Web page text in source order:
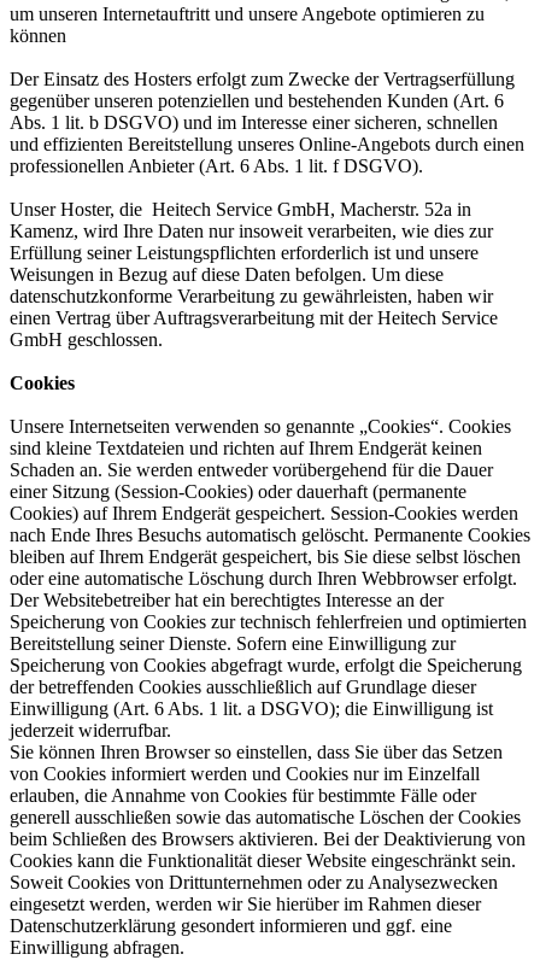
um unseren Internetauftritt und unsere Angebote optimieren zu
können
Der Einsatz des Hosters erfolgt zum Zwecke der Vertragserfüllung
gegenüber unseren potenziellen und bestehenden Kunden (Art. 6
Abs. 1 lit. b DSGVO) und im Interesse einer sicheren, schnellen
und effizienten Bereitstellung unseres Online-Angebots durch einen
professionellen Anbieter (Art. 6 Abs. 1 lit. f DSGVO).
Unser Hoster, die Heitech Service GmbH, Macherstr. 52a in
Kamenz, wird Ihre Daten nur insoweit verarbeiten, wie dies zur
Erfüllung seiner Leistungspflichten erforderlich ist und unsere
Weisungen in Bezug auf diese Daten befolgen. Um diese
datenschutzkonforme Verarbeitung zu gewährleisten, haben wir
einen Vertrag über Auftragsverarbeitung mit der Heitech Service
GmbH geschlossen.
Cookies
Unsere Internetseiten verwenden so genannte „Cookies“. Cookies
sind kleine Textdateien und richten auf Ihrem Endgerät keinen
Schaden an. Sie werden entweder vorübergehend für die Dauer
einer Sitzung (Session-Cookies) oder dauerhaft (permanente
Cookies) auf Ihrem Endgerät gespeichert. Session-Cookies werden
nach Ende Ihres Besuchs automatisch gelöscht. Permanente Cookies
bleiben auf Ihrem Endgerät gespeichert, bis Sie diese selbst löschen
oder eine automatische Löschung durch Ihren Webbrowser erfolgt.
Der Websitebetreiber hat ein berechtigtes Interesse an der
Speicherung von Cookies zur technisch fehlerfreien und optimierten
Bereitstellung seiner Dienste. Sofern eine Einwilligung zur
Speicherung von Cookies abgefragt wurde, erfolgt die Speicherung
der betreffenden Cookies ausschließlich auf Grundlage dieser
Einwilligung (Art. 6 Abs. 1 lit. a DSGVO); die Einwilligung ist
jederzeit widerrufbar.
Sie können Ihren Browser so einstellen, dass Sie über das Setzen
von Cookies informiert werden und Cookies nur im Einzelfall
erlauben, die Annahme von Cookies für bestimmte Fälle oder
generell ausschließen sowie das automatische Löschen der Cookies
beim Schließen des Browsers aktivieren. Bei der Deaktivierung von
Cookies kann die Funktionalität dieser Website eingeschränkt sein.
Soweit Cookies von Drittunternehmen oder zu Analysezwecken
eingesetzt werden, werden wir Sie hierüber im Rahmen dieser
Datenschutzerklärung gesondert informieren und ggf. eine
Einwilligung abfragen.